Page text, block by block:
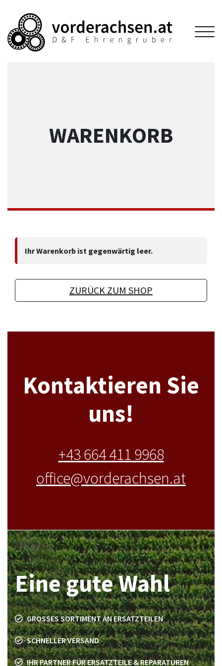
WARENKORB
Ihr Warenkorb ist gegenwärtig leer.
ZURÜCK ZUM SHOP
Kontaktieren Sie
uns!
+43 664 411 9968
office@vorderachsen.at
Eine gute Wahl
GROSSES SORTIMENT AN ERSATZTEILEN
SCHNELLER VERSAND
IHR PARTNER FÜR ERSATZTEILE & REPARATUREN